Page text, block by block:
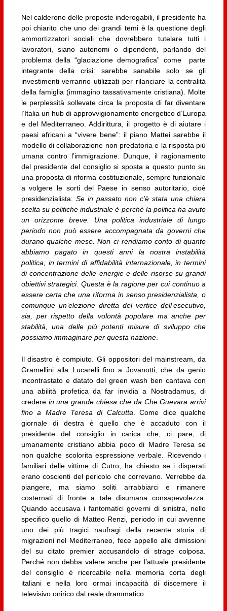
Nel calderone delle proposte inderogabili, il presidente ha
poi chiarito che uno dei grandi temi è la questione degli
ammortizzatori sociali che dovrebbero tutelare tutti i
lavoratori, siano autonomi o dipendenti, parlando del
problema della “glaciazione demografica” come parte
integrante della crisi: sarebbe sanabile solo se gli
investimenti verranno utilizzati per rilanciare la centralità
della famiglia (immagino tassativamente cristiana). Molte
le perplessità sollevate circa la proposta di far diventare
l’Italia un hub di approvvigionamento energetico d’Europa
e del Mediterraneo. Addirittura, il progetto è di aiutare i
paesi africani a “vivere bene”: il piano Mattei sarebbe il
modello di collaborazione non predatoria e la risposta più
umana contro l’immigrazione. Dunque, il ragionamento
del presidente del consiglio si sposta a questo punto su
una proposta di riforma costituzionale, sempre funzionale
a volgere le sorti del Paese in senso autoritario, cioè
presidenzialista: Se in passato non c’è stata una chiara
scelta su politiche industriale è perché la politica ha avuto
un orizzonte breve. Una politica industriale di lungo
periodo non può essere accompagnata da governi che
durano qualche mese. Non ci rendiamo conto di quanto
abbiamo pagato in questi anni la nostra instabilità
politica, in termini di affidabilità internazionale, in termini
di concentrazione delle energie e delle risorse su grandi
obiettivi strategici. Questa è la ragione per cui continuo a
essere certa che una riforma in senso presidenzialista, o
comunque un’elezione diretta del vertice dell’esecutivo,
sia, per rispetto della volontà popolare ma anche per
stabilità, una delle più potenti misure di sviluppo che
possiamo immaginare per questa nazione.
Il disastro è compiuto. Gli oppositori del mainstream, da
Gramellini alla Lucarelli fino a Jovanotti, che da genio
incontrastato e datato del green wash ben cantava con
una abilità profetica da far invidia a Nostradamus, di
credere in una grande chiesa che da Che Guevara arrivi
fino a Madre Teresa di Calcutta . Come dice qualche
giornale di destra è quello che è accaduto con il
presidente del consiglio in carica che, ci pare, di
umanamente cristiano abbia poco di Madre Teresa se
non qualche scolorita espressione verbale. Ricevendo i
familiari delle vittime di Cutro, ha chiesto se i disperati
erano coscienti del pericolo che correvano. Verrebbe da
piangere, ma siamo soliti arrabbiarci e rimanere
costernati di fronte a tale disumana consapevolezza.
Quando accusava i fantomatici governi di sinistra, nello
specifico quello di Matteo Renzi, periodo in cui avvenne
uno dei più tragici naufragi della recente storia di
migrazioni nel Mediterraneo, fece appello alle dimissioni
del su citato premier accusandolo di strage colposa.
Perché non debba valere anche per l’attuale presidente
del consiglio è ricercabile nella memoria corta degli
italiani e nella loro ormai incapacità di discernere il
televisivo onirico dal reale drammatico.